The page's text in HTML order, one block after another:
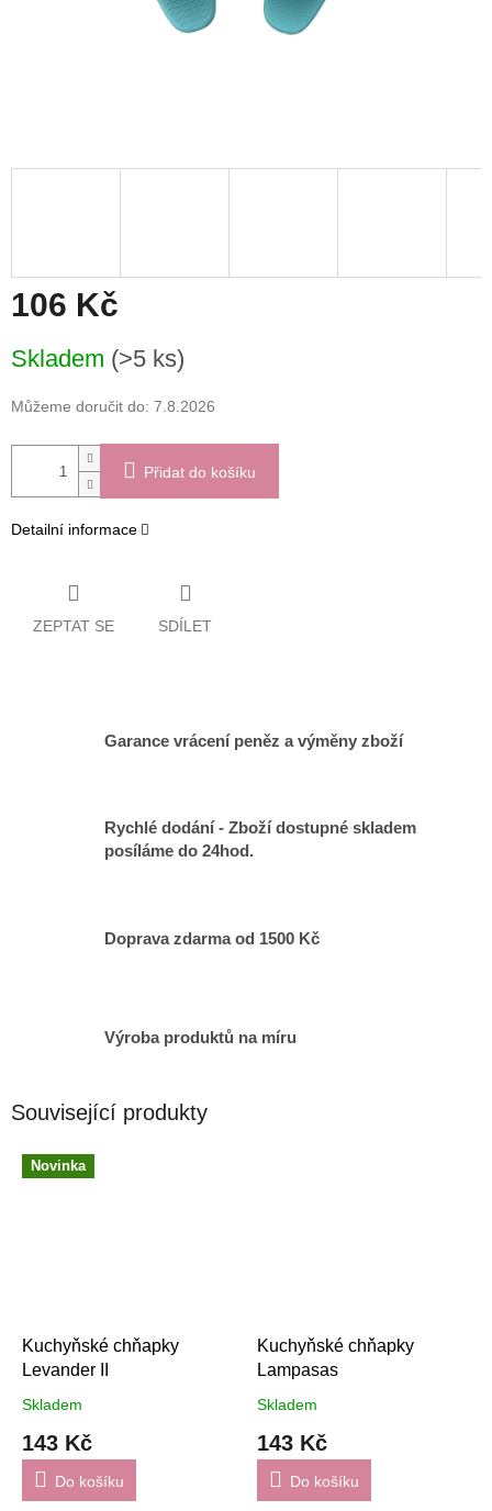
106 Kč
cena:
Skladem (>5 ks)
Můžeme doručit do: 7.8.2026
Přidat do košíku
Detailní informace
ZEPTAT SE SDÍLET
Garance vrácení peněz a výměny zboží
Rychlé dodání - Zboží dostupné skladem
posíláme do 24hod.
Doprava zdarma od 1500 Kč
Výroba produktů na míru
Související produkty
Novinka
Kuchyňské chňapky
Levander II
Skladem
143 Kč
Do košíku
Kuchyňské chňapky
Lampasas
Skladem
143 Kč
Do košíku